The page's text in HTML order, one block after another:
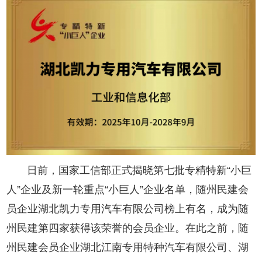
日前，国家工信部正式揭晓第七批专精特新“小巨
人”企业及新一轮重点“小巨人”企业名单，随州民建会
员企业湖北凯力专用汽车有限公司榜上有名，成为随
州民建第四家获得该荣誉的会员企业。在此之前，随
州民建会员企业湖北江南专用特种汽车有限公司、湖